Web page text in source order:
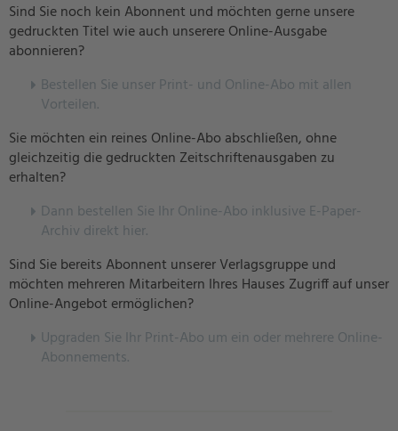
Sind Sie noch kein Abonnent und möchten gerne unsere
gedruckten Titel wie auch unserere Online-Ausgabe
abonnieren?
Bestellen Sie unser Print- und Online-Abo mit allen
Vorteilen.
Sie möchten ein reines Online-Abo abschließen, ohne
gleichzeitig die gedruckten Zeitschriftenausgaben zu
erhalten?
Dann bestellen Sie Ihr Online-Abo inklusive E-Paper-
Archiv direkt hier.
Sind Sie bereits Abonnent unserer Verlagsgruppe und
möchten mehreren Mitarbeitern Ihres Hauses Zugriff auf unser
Online-Angebot ermöglichen?
Upgraden Sie Ihr Print-Abo um ein oder mehrere Online-
Abonnements.